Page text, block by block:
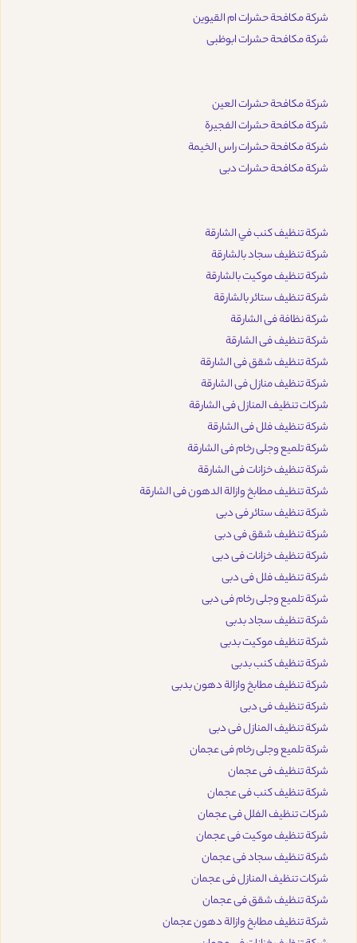
شركة مكافحة حشرات ام القيوين
شركة مكافحة حشرات ابوظبى
شركة مكافحة حشرات العين
شركة مكافحة حشرات الفجيرة
شركة مكافحة حشرات راس الخيمة
شركة مكافحة حشرات دبى
شركة تنظيف كنب في الشارقة
شركة تنظيف سجاد بالشارقة
شركة تنظيف موكيت بالشارقة
شركة تنظيف ستائر بالشارقة
شركة نظافة فى الشارقة
شركة تنظيف فى الشارقة
شركة تنظيف شقق فى الشارقة
شركة تنظيف منازل فى الشارقة
شركات تنظيف المنازل فى الشارقة
شركة تنظيف فلل فى الشارقة
شركة تلميع وجلى رخام فى الشارقة
شركة تنظيف خزانات فى الشارقة
شركة تنظيف مطابخ وازالة الدهون فى الشارقة
شركة تنظيف ستائر فى دبى
شركة تنظيف شقق فى دبى
شركة تنظيف خزانات فى دبى
شركة تنظيف فلل فى دبى
شركة تلميع وجلى رخام فى دبى
شركة تنظيف سجاد بدبى
شركة تنظيف موكيت بدبى
شركة تنظيف كنب بدبى
شركة تنظيف مطابخ وازالة دهون بدبى
شركة تنظيف فى دبى
شركة تنظيف المنازل فى دبى
شركة تلميع وجلى رخام فى عجمان
شركة تنظيف فى عجمان
شركة تنظيف كنب فى عجمان
شركات تنظيف الفلل فى عجمان
شركة تنظيف موكيت فى عجمان
شركة تنظيف سجاد فى عجمان
شركات تنظيف المنازل فى عجمان
شركة تنظيف شقق فى عجمان
شركة تنظيف مطابخ وازالة دهون عجمان